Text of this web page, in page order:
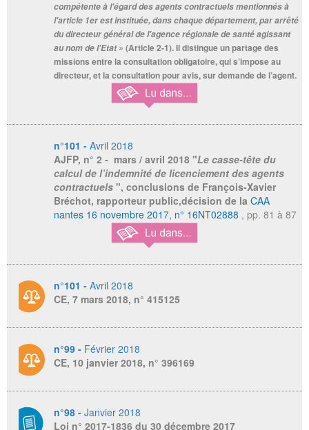
compétente à l'égard des agents contractuels mentionnés à
l'article 1er est instituée, dans chaque département, par arrêté
du directeur général de l'agence régionale de santé agissant
au nom de l'Etat » (Article 2-1). Il distingue un partage des
missions entre la consultation obligatoire, qui s’impose au
directeur, et la consultation pour avis, sur demande de l’agent.
n°101 - Avril 2018
AJFP, n° 2 - mars / avril 2018 "Le casse-tête du
calcul de l’indemnité de licenciement des agents
contractuels ", conclusions de François-Xavier
Bréchot, rapporteur public,décision de la CAA
nantes 16 novembre 2017, n° 16NT02888 , pp. 81 à 87
n°101 - Avril 2018
CE, 7 mars 2018, n° 415125
n°99 - Février 2018
CE, 10 janvier 2018, n° 396169
n°98 - Janvier 2018
Loi n° 2017-1836 du 30 décembre 2017